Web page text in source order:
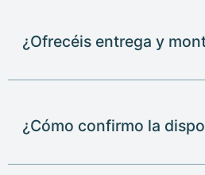
¿Ofrecéis entrega y
¿Cómo confirmo la